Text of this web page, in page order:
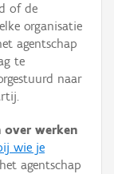
of de
organisatie
agentschap
te
naar
over werken
wie je
agentschap